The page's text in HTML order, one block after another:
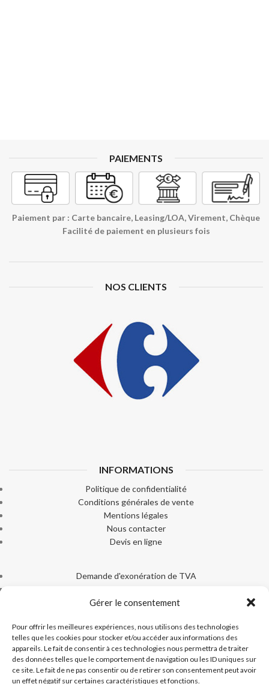
Gérer le consentement
Pour offrir les meilleures expériences, nous utilisons des technologies
telles que les cookies pour stocker et/ou accéder aux informations des
appareils. Le fait de consentir à ces technologies nous permettra de traiter
des données telles que le comportement de navigation ou les ID uniques sur
ce site. Le fait de ne pas consentir ou de retirer son consentement peut avoir
un effet négatif sur certaines caractéristiques et fonctions.
PAIEMENTS
Paiement par : Carte bancaire, Leasing/LOA, Virement, Chèque
Facilité de paiement en plusieurs fois
NOS CLIENTS
INFORMATIONS
Politique de confidentialité
Conditions générales de vente
Mentions légales
Nous contacter
Devis en ligne
Demande d'exonération de TVA
Paiement sécurisé
Documentation produits